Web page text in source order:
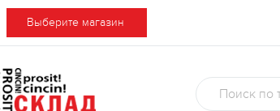
Выберите магазин